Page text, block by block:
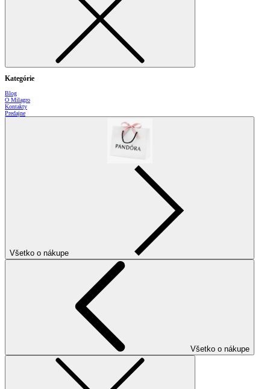
Kategórie
Blog
O Milagro
Kontakty
Predajne
Všetko o nákupe
Všetko o nákupe